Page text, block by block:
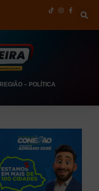
– POLÍTICA